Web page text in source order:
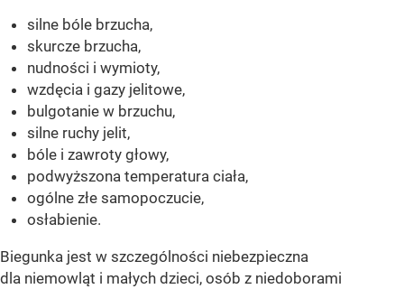
silne bóle brzucha,
skurcze brzucha,
nudności i wymioty,
wzdęcia i gazy jelitowe,
bulgotanie w brzuchu,
silne ruchy jelit,
bóle i zawroty głowy,
podwyższona temperatura ciała,
ogólne złe samopoczucie,
osłabienie.
Biegunka jest w szczególności niebezpieczna
dla niemowląt i małych dzieci, osób z niedoborami